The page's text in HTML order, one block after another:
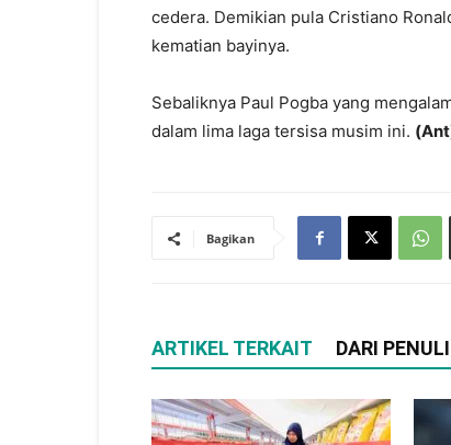
cedera. Demikian pula Cristiano
kematian bayinya.
Sebaliknya Paul Pogba yang
dalam lima laga tersisa musim ini.
Bagikan
ARTIKEL TERKAIT DARI